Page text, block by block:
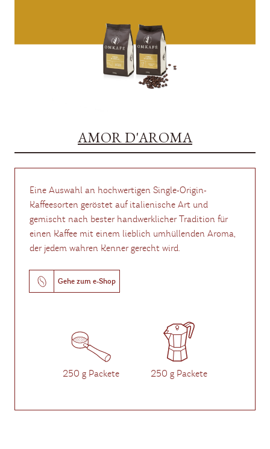
AMOR D'AROMA
Eine Auswahl an hochwertigen Single-Origin-
Kaffeesorten geröstet auf italienische Art und
gemischt nach bester handwerklicher Tradition für
einen Kaffee mit einem lieblich umhüllenden Aroma,
der jedem wahren Kenner gerecht wird.
Gehe zum e-Shop
250 g Packete 250 g Packete